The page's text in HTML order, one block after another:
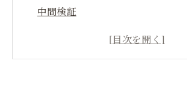
中間検証